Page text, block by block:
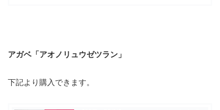
アガベ「アオノリュウゼツラン」
下記より購入できます。